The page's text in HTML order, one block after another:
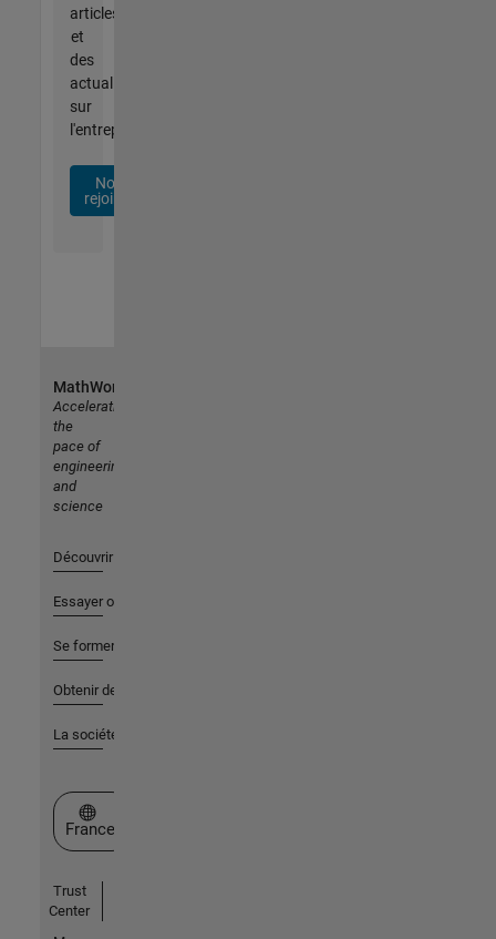
articles
et
des
actualités
sur
l'entreprise.
Nous
rejoindre
MathWorks
Accelerating
the
pace of
engineering
and
science
Découvrir les produits
Essayer ou acheter
Se former
Obtenir de l'aide
La société
Sélectionner un site web
France
Trust
Center